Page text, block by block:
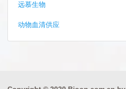
远慕生物
动物血清供应